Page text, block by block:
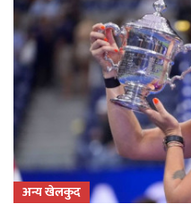
अन्य खेलकुद